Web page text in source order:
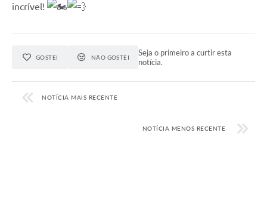
incrível!
GOSTEI NÃO GOSTEI
Seja o primeiro a curtir esta
notícia.
NOTÍCIA MAIS RECENTE
NOTÍCIA MENOS RECENTE